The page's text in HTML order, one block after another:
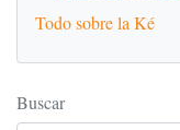
Todo sobre la Ké
Buscar